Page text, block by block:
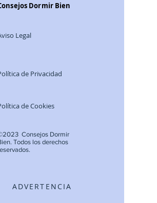
Dormir Bien
Legal
de Privacidad
de Cookies
Consejos Dormir
Todos los derechos
ADVERTENCIA